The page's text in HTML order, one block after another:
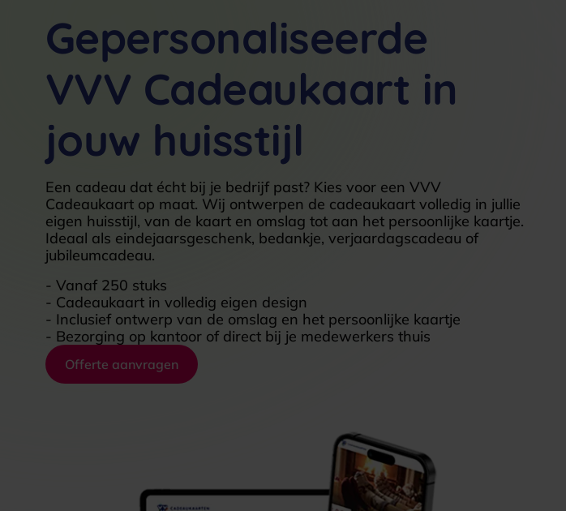
Gepersonaliseerde
VVV Cadeaukaart in
jouw huisstijl
Een cadeau dat écht bij je bedrijf past? Kies voor een VVV
Cadeaukaart op maat. Wij ontwerpen de cadeaukaart volledig in jullie
eigen huisstijl, van de kaart en omslag tot aan het persoonlijke kaartje.
Ideaal als eindejaarsgeschenk, bedankje, verjaardagscadeau of
jubileumcadeau.
- Vanaf 250 stuks
- Cadeaukaart in volledig eigen design
- Inclusief ontwerp van de omslag en het persoonlijke kaartje
- Bezorging op kantoor of direct bij je medewerkers thuis
Offerte aanvragen